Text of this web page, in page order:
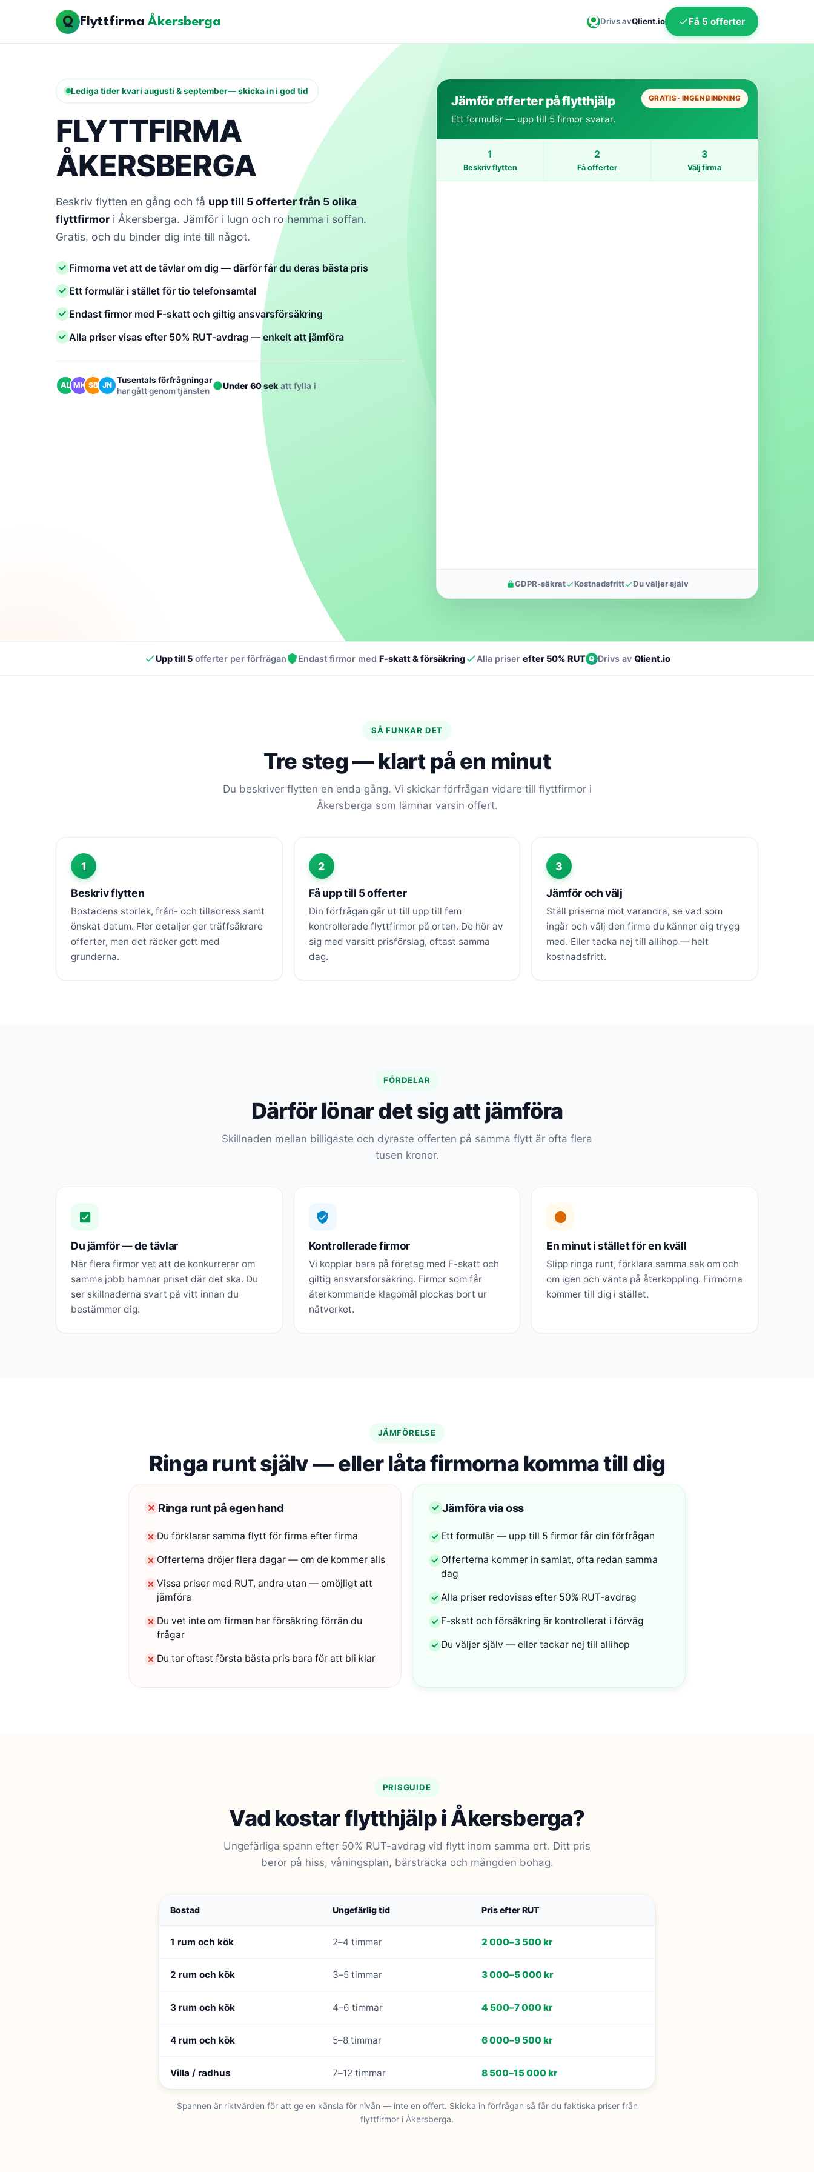
Q FlyttfirmaÅkersberga QDrivs avQlient.io Få 5 offerter
Lediga tider kvari augusti & september— skicka in i god tid
FLYTTFIRMA
ÅKERSBERGA
Beskriv flytten en gång och få upp till 5 offerter från 5 olika
flyttfirmor i Åkersberga. Jämför i lugn och ro hemma i soffan.
Gratis, och du binder dig inte till något.
Firmorna vet att de tävlar om dig — därför får du deras bästa pris
Ett formulär i stället för tio telefonsamtal
Endast firmor med F-skatt och giltig ansvarsförsäkring
Alla priser visas efter 50% RUT-avdrag — enkelt att jämföra
AL MK SB JN
Tusentals förfrågningar
har gått genom tjänsten
Under 60 sek att fylla i
GRATIS · INGEN BINDNING
Jämför offerter på flytthjälp
Ett formulär — upp till 5 firmor svarar.
1
Beskriv flytten
2
Få offerter
3
Välj firma
GDPR-säkrat Kostnadsfritt Du väljer själv
Upp till 5offerter per förfrågan Endast firmor med F-skatt & försäkring Alla priser efter 50% RUT Q Drivs av Qlient.io
SÅ FUNKAR DET
Tre steg — klart på en minut
Du beskriver flytten en enda gång. Vi skickar förfrågan vidare till flyttfirmor i
Åkersberga som lämnar varsin offert.
1
Beskriv flytten
Bostadens storlek, från- och tilladress samt
önskat datum. Fler detaljer ger träffsäkrare
offerter, men det räcker gott med
grunderna.
2
Få upp till 5 offerter
Din förfrågan går ut till upp till fem
kontrollerade flyttfirmor på orten. De hör av
sig med varsitt prisförslag, oftast samma
dag.
3
Jämför och välj
Ställ priserna mot varandra, se vad som
ingår och välj den firma du känner dig trygg
med. Eller tacka nej till allihop — helt
kostnadsfritt.
FÖRDELAR
Därför lönar det sig att jämföra
Skillnaden mellan billigaste och dyraste offerten på samma flytt är ofta flera
tusen kronor.
Du jämför — de tävlar
När flera firmor vet att de konkurrerar om
samma jobb hamnar priset där det ska. Du
ser skillnaderna svart på vitt innan du
bestämmer dig.
Kontrollerade firmor
Vi kopplar bara på företag med F-skatt och
giltig ansvarsförsäkring. Firmor som får
återkommande klagomål plockas bort ur
nätverket.
En minut i stället för en kväll
Slipp ringa runt, förklara samma sak om och
om igen och vänta på återkoppling. Firmorna
kommer till dig i stället.
JÄMFÖRELSE
Ringa runt själv — eller låta firmorna komma till dig
Ringa runt på egen hand
Du förklarar samma flytt för firma efter firma
Offerterna dröjer flera dagar — om de kommer alls
Vissa priser med RUT, andra utan — omöjligt att
jämföra
Du vet inte om firman har försäkring förrän du
frågar
Du tar oftast första bästa pris bara för att bli klar
Jämföra via oss
Ett formulär — upp till 5 firmor får din förfrågan
Offerterna kommer in samlat, ofta redan samma
dag
Alla priser redovisas efter 50% RUT-avdrag
F-skatt och försäkring är kontrollerat i förväg
Du väljer själv — eller tackar nej till allihop
PRISGUIDE
Vad kostar flytthjälp i Åkersberga?
Ungefärliga spann efter 50% RUT-avdrag vid flytt inom samma ort. Ditt pris
beror på hiss, våningsplan, bärsträcka och mängden bohag.
Bostad Ungefärlig tid Pris efter RUT
1 rum och kök 2–4 timmar 2 000–3 500 kr
2 rum och kök 3–5 timmar 3 000–5 000 kr
3 rum och kök 4–6 timmar 4 500–7 000 kr
4 rum och kök 5–8 timmar 6 000–9 500 kr
Villa / radhus 7–12 timmar 8 500–15 000 kr
Spannen är riktvärden för att ge en känsla för nivån — inte en offert. Skicka in förfrågan så får du faktiska priser från
flyttfirmor i Åkersberga.